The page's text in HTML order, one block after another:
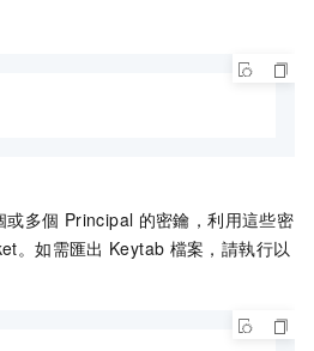
或多個 Principal 的密鑰，利用這些密
。如需匯出 Keytab 檔案，請執行以